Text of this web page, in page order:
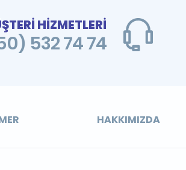
HİZMETLERİ
532 74 74
HAKKIMIZDA